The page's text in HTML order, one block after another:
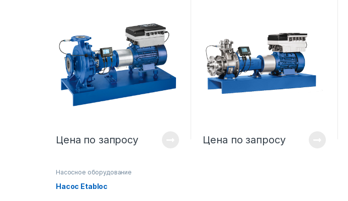
Цена по запросу Цена по запросу
Насосное оборудование
Насос Etabloc